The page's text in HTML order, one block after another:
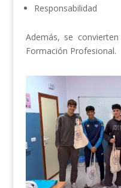
Responsabilidad
Además, se
Formación Profesional.